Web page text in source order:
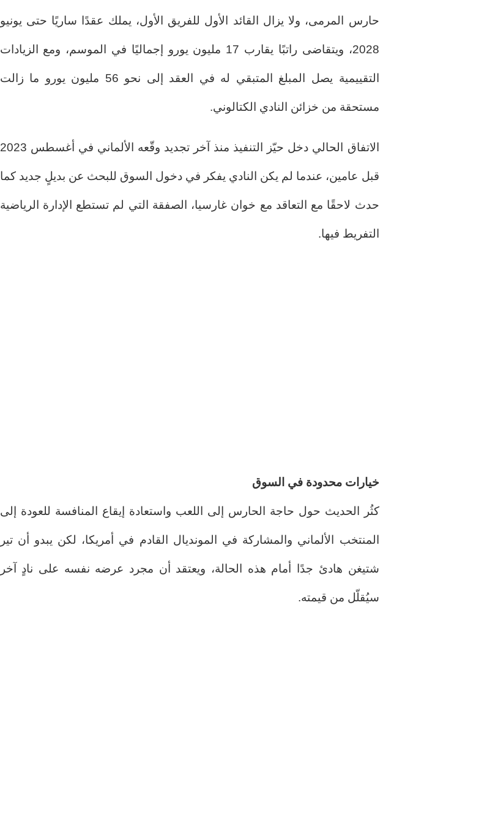
حارس المرمى، ولا يزال القائد الأول للفريق الأول، يملك عقدًا ساريًا حتى يونيو
2028، ويتقاضى راتبًا يقارب 17 مليون يورو إجماليًا في الموسم، ومع الزيادات
التقييمية يصل المبلغ المتبقي له في العقد إلى نحو 56 مليون يورو ما زالت
مستحقة من خزائن النادي الكتالوني.
الاتفاق الحالي دخل حيّز التنفيذ منذ آخر تجديد وقّعه الألماني في أغسطس 2023
قبل عامين، عندما لم يكن النادي يفكر في دخول السوق للبحث عن بديلٍ جديد كما
حدث لاحقًا مع التعاقد مع خوان غارسيا، الصفقة التي لم تستطع الإدارة الرياضية
التفريط فيها.
خيارات محدودة في السوق
كثُر الحديث حول حاجة الحارس إلى اللعب واستعادة إيقاع المنافسة للعودة إلى
المنتخب الألماني والمشاركة في المونديال القادم في أمريكا، لكن يبدو أن تير
شتيغن هادئ جدًا أمام هذه الحالة، ويعتقد أن مجرد عرضه نفسه على نادٍ آخر
سيُقلّل من قيمته.